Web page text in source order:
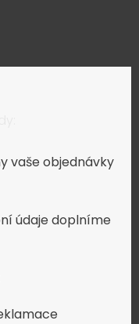
vaše objednávky
údaje doplníme